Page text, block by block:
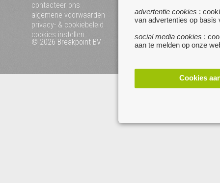
advertentie cookies :
van advertenties op basis
social media cookies :
aan te melden op onze
Cookies
contacteer ons
algemene voorwaarden
privacy- & cookiebeleid
cookies instellen
© 2026 Breakpoint BV
Bezoek ook eens onze
www.koken.be